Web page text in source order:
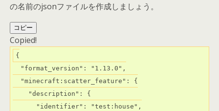
の名前のjsonファイルを作成しましょう。
コピー
Copied!
{
  "format_version": "1.13.0",
  "minecraft:scatter_feature": {
    "description": {
      "identifier": "test:house",